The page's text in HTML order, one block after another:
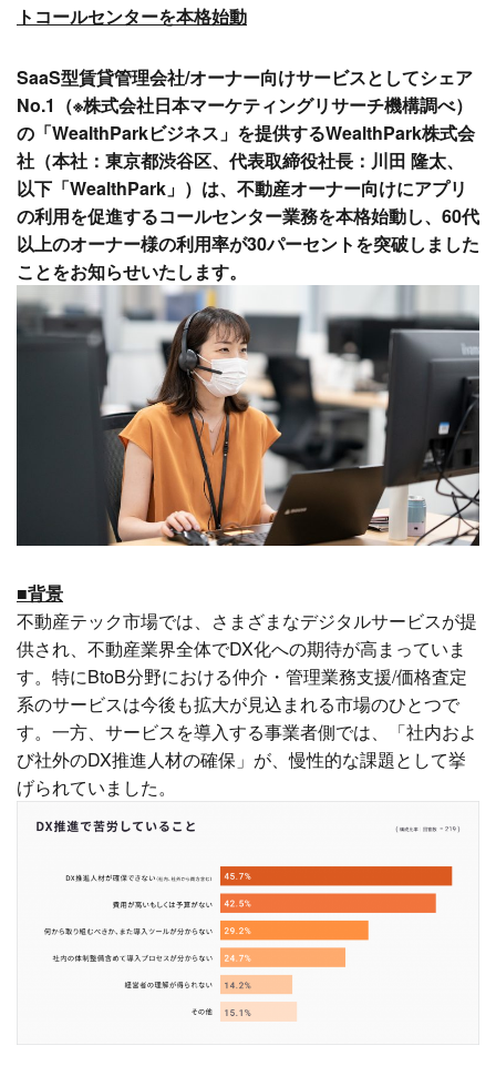
トコールセンターを本格始動
SaaS型賃貸管理会社/オーナー向けサービスとしてシェア
No.1（※株式会社日本マーケティングリサーチ機構調べ）
の「WealthParkビジネス」を提供するWealthPark株式会
社（本社：東京都渋谷区、代表取締役社長：川田 隆太、
以下「WealthPark」）は、不動産オーナー向けにアプリ
の利用を促進するコールセンター業務を本格始動し、60代
以上のオーナー様の利用率が30パーセントを突破しました
ことをお知らせいたします。
■背景
不動産テック市場では、さまざまなデジタルサービスが提
供され、不動産業界全体でDX化への期待が高まっていま
す。特にBtoB分野における仲介・管理業務支援/価格査定
系のサービスは今後も拡大が見込まれる市場のひとつで
す。一方、サービスを導入する事業者側では、「社内およ
び社外のDX推進人材の確保」が、慢性的な課題として挙
げられていました。